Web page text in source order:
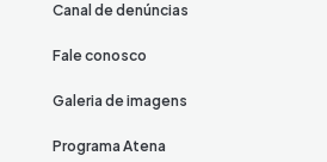
Canal de denúncias
Fale conosco
Galeria de imagens
Programa Atena